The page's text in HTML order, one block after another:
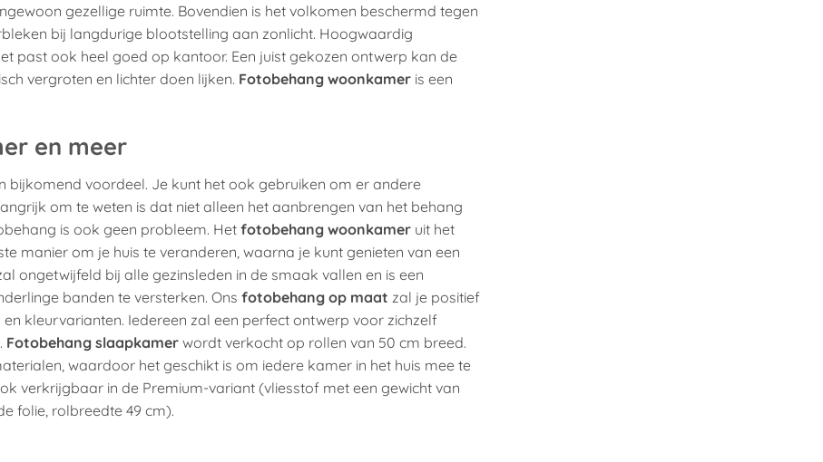
gezellige ruimte. Bovendien is het volkomen beschermd tegen
bij langdurige blootstelling aan zonlicht. Hoogwaardig
past ook heel goed op kantoor. Een juist gekozen ontwerp kan de
vergroten en lichter doen lijken. Fotobehang woonkamer is een
en meer
bijkomend voordeel. Je kunt het ook gebruiken om er andere
om te weten is dat niet alleen het aanbrengen van het behang
is ook geen probleem. Het fotobehang woonkamer uit het
manier om je huis te veranderen, waarna je kunt genieten van een
ongetwijfeld bij alle gezinsleden in de smaak vallen en is een
banden te versterken. Ons fotobehang op maat zal je positief
kleurvarianten. Iedereen zal een perfect ontwerp voor zichzelf
Fotobehang slaapkamer wordt verkocht op rollen van 50 cm breed.
waardoor het geschikt is om iedere kamer in het huis mee te
verkrijgbaar in de Premium-variant (vliesstof met een gewicht van
folie, rolbreedte 49 cm).